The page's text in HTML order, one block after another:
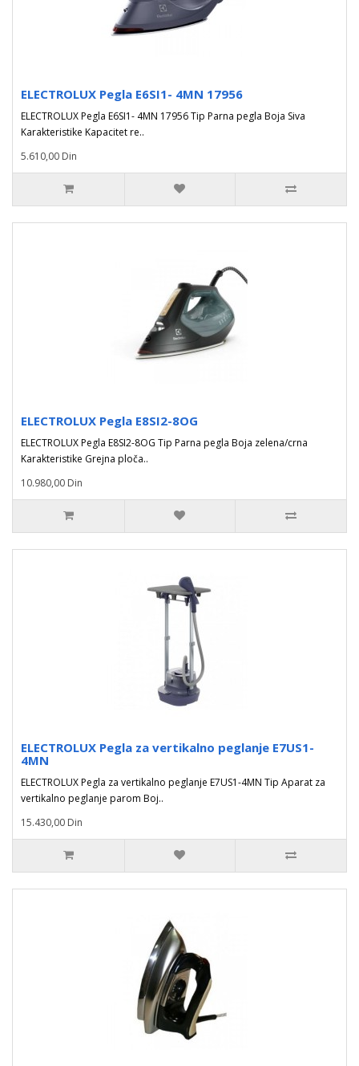
ELECTROLUX Pegla E6SI1- 4MN 17956
ELECTROLUX Pegla E6SI1- 4MN 17956 Tip Parna pegla Boja Siva
Karakteristike Kapacitet re..
5.610,00 Din
ELECTROLUX Pegla E8SI2-8OG
ELECTROLUX Pegla E8SI2-8OG Tip Parna pegla Boja zelena/crna
Karakteristike Grejna ploča..
10.980,00 Din
ELECTROLUX Pegla za vertikalno peglanje E7US1-
4MN
ELECTROLUX Pegla za vertikalno peglanje E7US1-4MN Tip Aparat za
vertikalno peglanje parom Boj..
15.430,00 Din